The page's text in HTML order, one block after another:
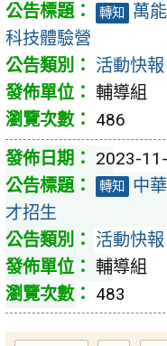
轉知
萬
科技體驗營
活動快報
輔導組
486
2023-
轉知
中
才招生
活動快報
輔導組
483